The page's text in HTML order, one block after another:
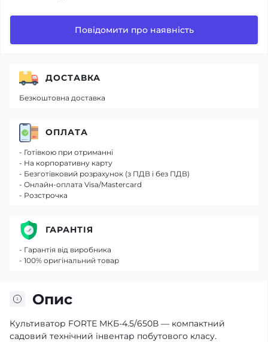
Повідомити про наявність
Опис
Культиватор FORTE МКБ-4.5/650В — компактний
садовий технічний інвентар побутового класу.
ДОСТАВКА
Безкоштовна доставка
ОПЛАТА
- Готівкою при отриманні
- На корпоративну карту
- Безготівковий розрахунок (з ПДВ і без ПДВ)
- Онлайн-оплата Visa/Mastercard
- Розстрочка
ГАРАНТІЯ
- Гарантія від виробника
- 100% оригінальний товар